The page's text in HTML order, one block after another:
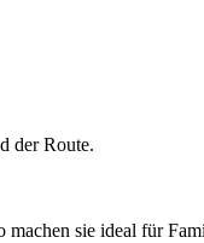
der Route.
machen sie ideal für